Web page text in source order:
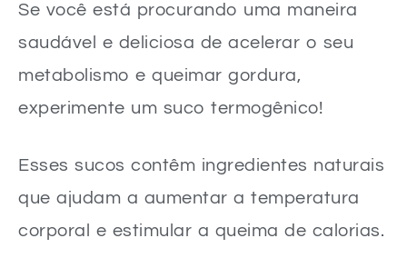
Se você está procurando uma maneira
saudável e deliciosa de acelerar o seu
metabolismo e queimar gordura,
experimente um suco termogênico!
Esses sucos contêm ingredientes naturais
que ajudam a aumentar a temperatura
corporal e estimular a queima de calorias.